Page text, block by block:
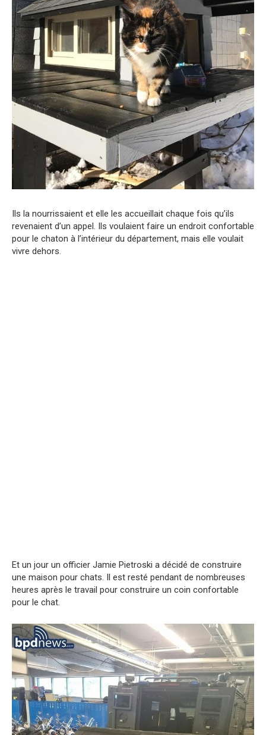
Ils la nourrissaient et elle les accueillait chaque fois qu’ils
revenaient d’un appel. Ils voulaient faire un endroit confortable
pour le chaton à l’intérieur du département, mais elle voulait
vivre dehors.
Et un jour un officier Jamie Pietroski a décidé de construire
une maison pour chats. Il est resté pendant de nombreuses
heures après le travail pour construire un coin confortable
pour le chat.